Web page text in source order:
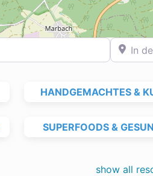
In der
HANDGEMACHTES &
SUPERFOODS &
show all